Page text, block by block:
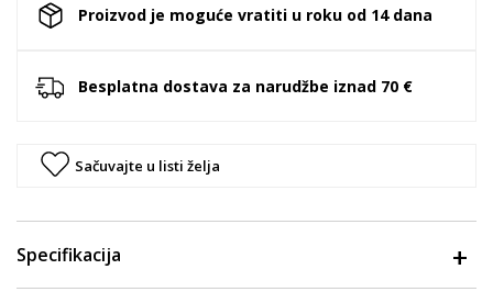
Proizvod je moguće vratiti u roku od 14 dana
Besplatna dostava za narudžbe iznad 70 €
Sačuvajte u listi želja
Specifikacija